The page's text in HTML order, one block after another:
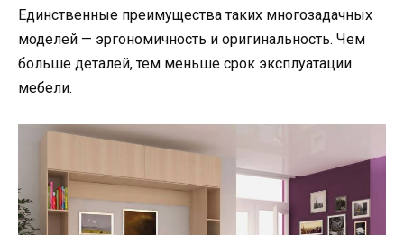
Единственные преимущества таких многозадачных
моделей — эргономичность и оригинальность. Чем
больше деталей, тем меньше срок эксплуатации
мебели.